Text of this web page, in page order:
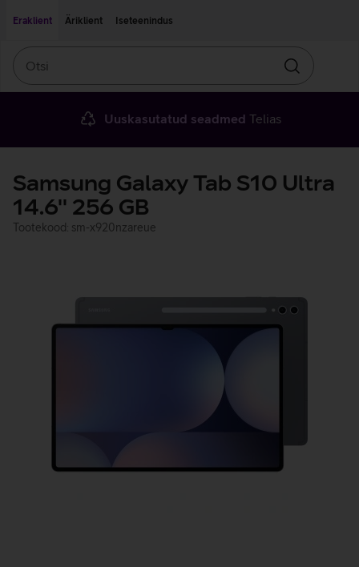
Eraklient
Äriklient Iseteenindus
Otsin
Uuskasutatud seadmed Telias
Samsung Galaxy Tab S10 Ultra
14.6'' 256 GB
Tootekood: sm-x920nzareue